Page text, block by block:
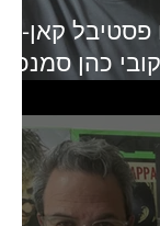
פסטיבל קאן-
עם קובי כהן